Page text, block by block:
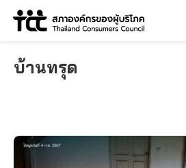
Skip
บ้านทรุด